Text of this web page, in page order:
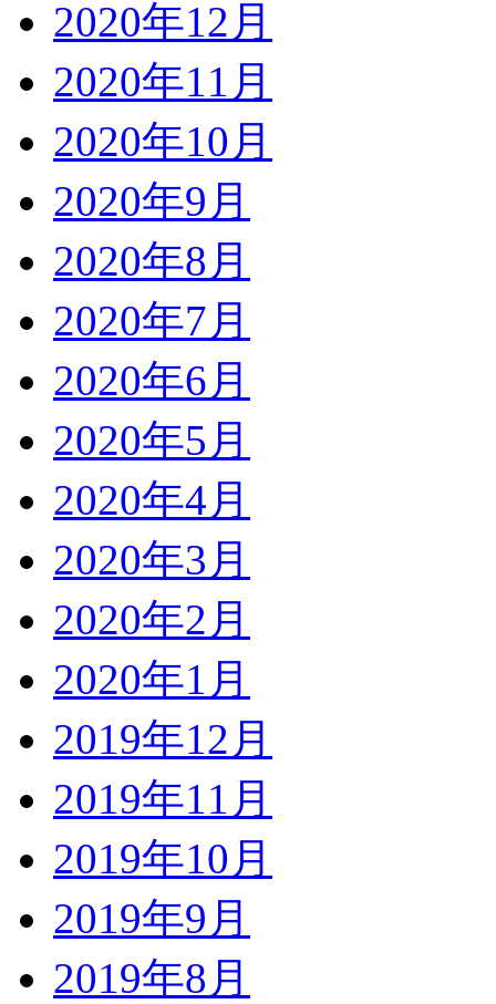
2020年12月
2020年11月
2020年10月
2020年9月
2020年8月
2020年7月
2020年6月
2020年5月
2020年4月
2020年3月
2020年2月
2020年1月
2019年12月
2019年11月
2019年10月
2019年9月
2019年8月